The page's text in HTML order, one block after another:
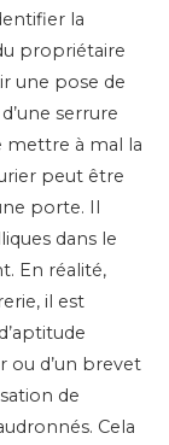
la
propriétaire
une pose de
serrure
mettre à mal la
peut être
porte. Il
dans le
En réalité,
il est
ou d’un brevet
de
Cela